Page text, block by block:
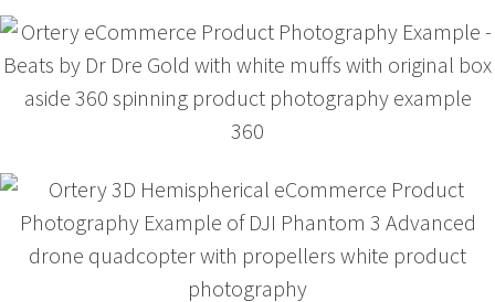
360